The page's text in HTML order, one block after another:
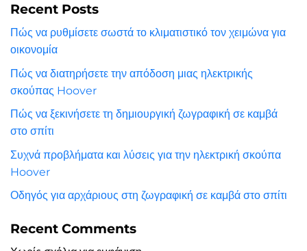
Recent Posts
Πώς να ρυθμίσετε σωστά το κλιματιστικό τον χειμώνα για
οικονομία
Πώς να διατηρήσετε την απόδοση μιας ηλεκτρικής
σκούπας Hoover
Πώς να ξεκινήσετε τη δημιουργική ζωγραφική σε καμβά
στο σπίτι
Συχνά προβλήματα και λύσεις για την ηλεκτρική σκούπα
Hoover
Οδηγός για αρχάριους στη ζωγραφική σε καμβά στο σπίτι
Recent Comments